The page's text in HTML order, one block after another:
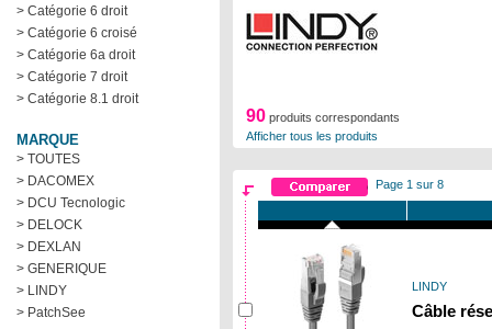
> Catégorie 6 droit
> Catégorie 6 croisé
> Catégorie 6a droit
> Catégorie 7 droit
> Catégorie 8.1 droit
MARQUE
> TOUTES
> DACOMEX
> DCU Tecnologic
> DELOCK
> DEXLAN
> GENERIQUE
> LINDY
> PatchSee
90 produits correspondants
Afficher tous les produits
Page 1 sur 8
LINDY
Câble